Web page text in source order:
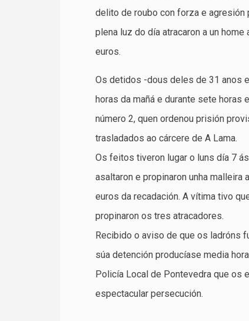
delito de roubo con forza e
plena luz do día atracaron a un
euros.
Os detidos -dous deles de 31 anos
horas da mañá e durante sete horas
número 2, quen ordenou prisión
trasladados ao cárcere de A Lama.
Os feitos tiveron lugar o luns día 7
asaltaron e propinaron unha malleira
euros da recadación. A vítima tivo
propinaron os tres atracadores.
Recibido o aviso de que os ladróns
súa detención producíase media
Policía Local de Pontevedra que os
espectacular persecución.